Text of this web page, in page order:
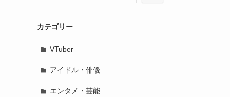
カテゴリー
VTuber
アイドル・俳優
エンタメ・芸能